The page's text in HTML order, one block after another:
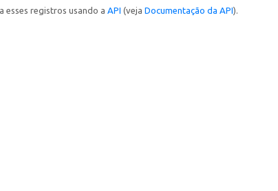
esses registros usando a API (veja Documentação da API).